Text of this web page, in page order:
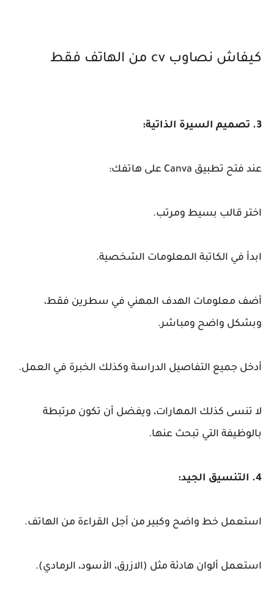
كيفاش نصاوب cv من الهاتف فقط
3. تصميم السيرة الذاتية:
عند فتح تطبيق Canva على هاتفك:
اختر قالب بسيط ومرتب.
ابدأ في الكاتبة المعلومات الشخصية.
أضف معلومات الهدف المهني في سطرين فقط،
وبشكل واضح ومباشر.
أدخل جميع التفاصيل الدراسة وكذلك الخبرة في العمل.
لا تنسى كذلك المهارات، ويفضل أن تكون مرتبطة
بالوظيفة التي تبحث عنها.
4. التنسيق الجيد:
استعمل خط واضح وكبير من أجل القراءة من الهاتف.
استعمل ألوان هادئة مثل (الازرق، الأسود، الرمادي).